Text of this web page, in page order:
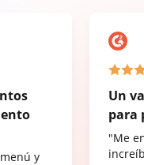
y
Un
para
"Me